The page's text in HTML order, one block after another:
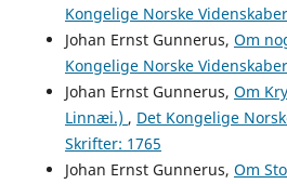
Kongelige Norske
Johan Ernst Gunnerus, Om
Kongelige Norske
Johan Ernst Gunnerus, Om
Linnæi.) , Det Kongelige
Skrifter: 1765
Johan Ernst Gunnerus, Om